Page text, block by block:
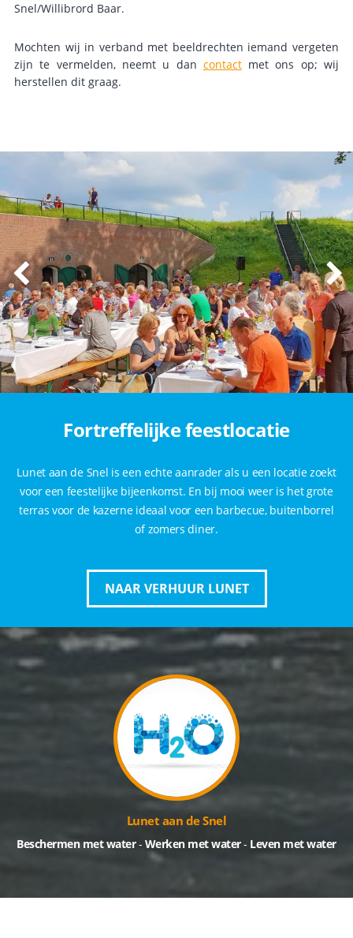
Snel/Willibrord Baar.
Mochten wij in verband met beeldrechten iemand vergeten
zijn te vermelden, neemt u dan contactmet ons op; wij
herstellen dit graag.
Fortreffelijke feestlocatie
Lunet aan de Snel is een echte aanrader als u een locatie zoekt
voor een feestelijke bijeenkomst. En bij mooi weer is het grote
terras voor de kazerne ideaal voor een barbecue, buitenborrel
of zomers diner.
NAAR VERHUUR LUNET
Lunet aan de Snel
Beschermen met water- Werken met water- Leven met water